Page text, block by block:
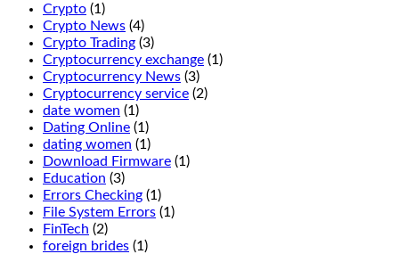
Jars
2.
If
you
want
to
enjoy
the
wonderful
fresh
air
and
views
Crypto (1)
Crypto News (4)
Crypto Trading (3)
Cryptocurrency exchange (1)
Cryptocurrency News (3)
Cryptocurrency service (2)
date women (1)
Dating Online (1)
dating women (1)
Download Firmware (1)
Education (3)
Errors Checking (1)
File System Errors (1)
FinTech (2)
foreign brides (1)